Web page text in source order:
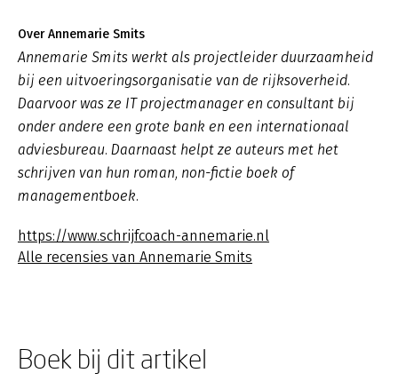
Over Annemarie Smits
Annemarie Smits werkt als projectleider duurzaamheid
bij een uitvoeringsorganisatie van de rijksoverheid.
Daarvoor was ze IT projectmanager en consultant bij
onder andere een grote bank en een internationaal
adviesbureau. Daarnaast helpt ze auteurs met het
schrijven van hun roman, non-fictie boek of
managementboek.
https://www.schrijfcoach-annemarie.nl
Alle recensies van Annemarie Smits
Boek bij dit artikel